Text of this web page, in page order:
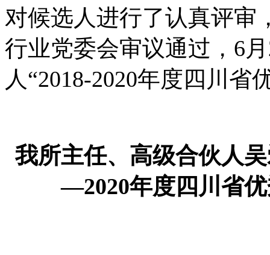
对候选人进行了认真评审
行业党委会审议通过，6
人“2018-2020年度四川
我所主任、高级合伙人
—2020年度四川省